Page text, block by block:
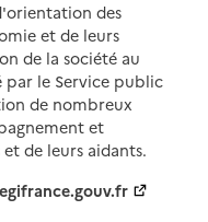
des
et de leurs
de la société au
par le Service public
de nombreux
et
de leurs aidants.